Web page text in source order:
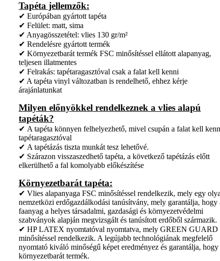
Tapéta jellemzők:
✔ Európában gyártott tapéta
✔ Felület: matt, sima
✔ Anyagösszetétel: vlies 130 gr/m²
✔ Rendelésre gyártott termék
✔ Környezetbarát termék FSC minősítéssel ellátott alapanyag,
teljesen illatmentes
✔ Felrakás: tapétaragasztóval csak a falat kell kenni
✔ A tapéta vinyl változatban is rendelhető, ehhez kérje
árajánlatunkat
Milyen előnyökkel rendelkeznek a vlies alapú
tapéták?
✔ A tapéta könnyen felhelyezhető, mivel csupán a falat kell
tapétaragasztóval
✔ A tapétázás tiszta munkát tesz lehetővé.
✔ Szárazon visszaszedhető tapéta, a következő tapétázás előtt
elkerülhető a fal komolyabb előkészítése
Környezetbarát tapéta:
✔ Vlies alapanyaga FSC minősítéssel rendelkezik, mely egy
nemzetközi erdőgazdálkodási tanúsítvány, mely garantálja, hogy
faanyag a helyes társadalmi, gazdasági és környezetvédelmi
szabványok alapján megvizsgált és tanúsított erdőből származik.
✔ HP LATEX nyomtatóval nyomtatva, mely GREEN GUARD
minősítéssel rendelkezik. A legújabb technológiának megfelelő
nyomtató kiváló minőségű képet eredményez és garantálja, hogy
környezetbarát termék.